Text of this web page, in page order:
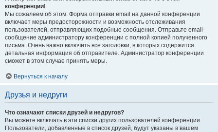
конференции!
Мы сожалеем об этом. Форма отправки email на данной конференции
включает меры предосторожности и возможность отслеживания
пользователей, отправляющих подобные сообщения. Отправьте email-
сообщение администратору конференции с полной копией полученного
письма. Очень важно включить все заголовки, в которых содержится
детальная информация об отправителе. Администратор конференции
сможет в этом случае принять меры.
Вернуться к началу
Друзья и недруги
Что означают списки друзей и недругов?
Вы можете включать в эти списки других пользователей конференции.
Пользователи, добавленные в список друзей, будут указаны в вашем